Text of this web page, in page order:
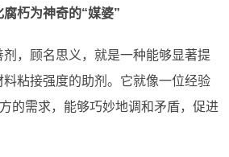
朽为神奇的“媒婆”
，顾名思义，就是一种能够显著提
粘接强度的助剂。它就像一位经验
的需求，能够巧妙地调和矛盾，促进